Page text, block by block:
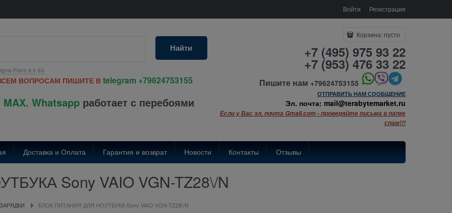
Войти Регистрация
Plane 8.5 3G
Найти
ВОПРОСАМ ПИШИТЕ В telegram +79624753155
Whatsapp работает с перебоями
Корзина: пусто
+7 (495) 975 93 22
+7 (953) 476 33 22
Пишите нам +79624753155
ОТПРАВИТЬ НАМ СООБЩЕНИЕ
Эл. почта: mail@terabytemarket.ru
Если у Вас эл. почта Gmail.com - проверяйте письма в папке
спам!!!
Доставка и Оплата Гарантия и возврат Новости Контакты Отзывы
Sony VAIO VGN-TZ28\/N
БЛОК ПИТАНИЯ ДЛЯ НОУТБУКА Sony VAIO VGN-TZ28\/N